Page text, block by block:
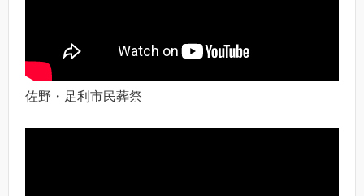
佐野・足利市民葬祭